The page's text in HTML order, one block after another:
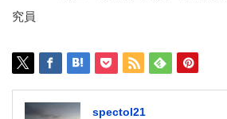
究員
spectol21